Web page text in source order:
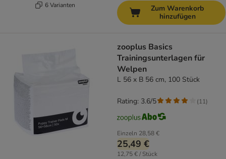
6 Varianten
Zum Warenkorb
hinzufügen
zooplus Basics
Trainingsunterlagen für
Welpen
L 56 x B 56 cm, 100 Stück
Einzeln 28,58 €
25,49 €
12,75 € / Stück
Rating: 3.6/5 (11)